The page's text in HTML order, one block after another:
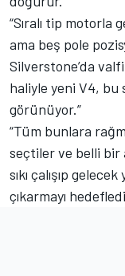
“Sıralı tip motorla
ama beş pole
Silverstone’da
haliyle yeni V4, bu
görünüyor.”
“Tüm bunlara
seçtiler ve belli bir
sıkı çalışıp
çıkarmayı